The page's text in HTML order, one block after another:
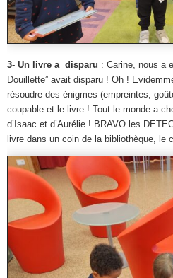
3- Un livre a disparu : Carine, nous a
Douillette” avait disparu ! Oh !
résoudre des énigmes (empreintes,
coupable et le livre ! Tout le monde a
d’Isaac et d’Aurélie ! BRAVO les
livre dans un coin de la bibliothèque, le